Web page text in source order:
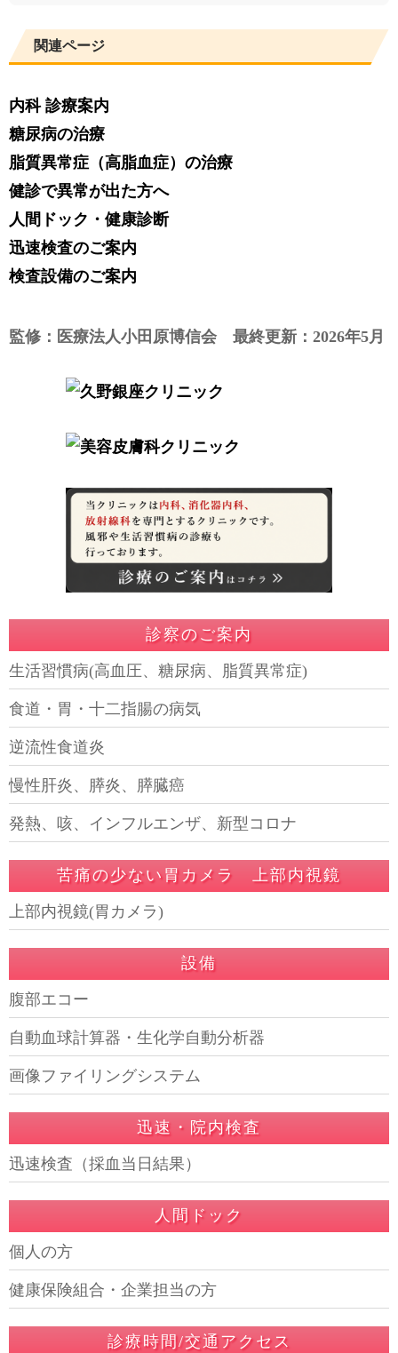
関連ページ
内科 診療案内
糖尿病の治療
脂質異常症（高脂血症）の治療
健診で異常が出た方へ
人間ドック・健康診断
迅速検査のご案内
検査設備のご案内
監修：医療法人小田原博信会 最終更新：2026年5月
診察のご案内
生活習慣病(高血圧、糖尿病、脂質異常症)
食道・胃・十二指腸の病気
逆流性食道炎
慢性肝炎、膵炎、膵臓癌
発熱、咳、インフルエンザ、新型コロナ
苦痛の少ない胃カメラ 上部内視鏡
上部内視鏡(胃カメラ)
設備
腹部エコー
自動血球計算器・生化学自動分析器
画像ファイリングシステム
迅速・院内検査
迅速検査（採血当日結果）
人間ドック
個人の方
健康保険組合・企業担当の方
診療時間/交通アクセス